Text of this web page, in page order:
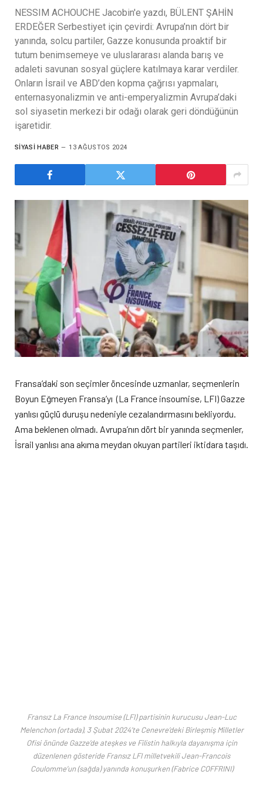
NESSIM ACHOUCHE Jacobin'e yazdı, BÜLENT ŞAHİN
ERDEĞER Serbestiyet için çevirdi: Avrupa’nın dört bir
yanında, solcu partiler, Gazze konusunda proaktif bir
tutum benimsemeye ve uluslararası alanda barış ve
adaleti savunan sosyal güçlere katılmaya karar verdiler.
Onların İsrail ve ABD’den kopma çağrısı yapmaları,
enternasyonalizmin ve anti-emperyalizmin Avrupa’daki
sol siyasetin merkezi bir odağı olarak geri döndüğünün
işaretidir.
SIYASI HABER 13 AĞUSTOS 2024
Fransa’daki son seçimler öncesinde uzmanlar, seçmenlerin
Boyun Eğmeyen Fransa’yı (La France insoumise, LFI) Gazze
yanlısı güçlü duruşu nedeniyle cezalandırmasını bekliyordu.
Ama beklenen olmadı. Avrupa’nın dört bir yanında seçmenler,
İsrail yanlısı ana akıma meydan okuyan partileri iktidara taşıdı.
Fransız La France Insoumise (LFI) partisinin kurucusu Jean-Luc
Melenchon (ortada), 3 Şubat 2024’te Cenevre’deki Birleşmiş Milletler
Ofisi önünde Gazze’de ateşkes ve Filistin halkıyla dayanışma için
düzenlenen gösteride Fransız LFI milletvekili Jean-Francois
Coulomme’un (sağda) yanında konuşurken (Fabrice COFFRINI)